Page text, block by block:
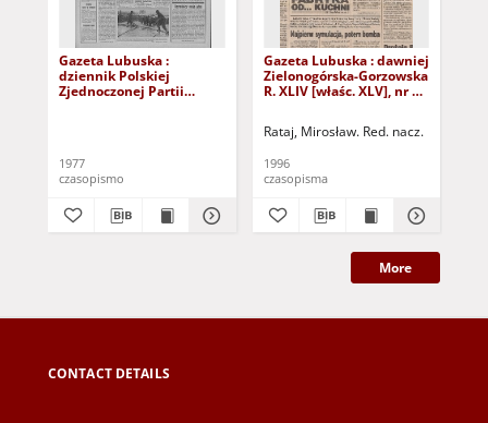
Gazeta Lubuska :
dziennik Polskiej
Zjednoczonej Partii
1977
czasopismo
Gazeta Lubuska : dawniej
Zielonogórska-Gorzowska
R. XLIV [właśc. XLV], nr 52
Rataj, Mirosław. Red. nacz.
1996
czasopisma
More
CONTACT DETAILS